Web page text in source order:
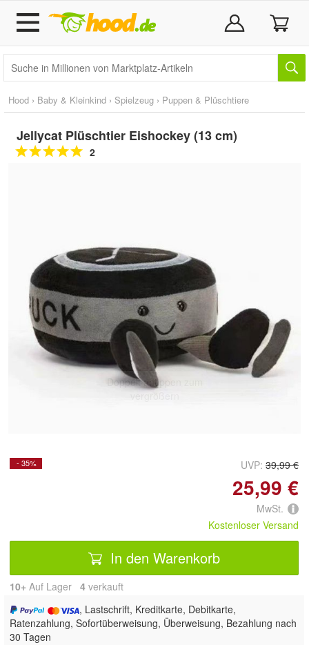
Hood › Baby & Kleinkind › Spielzeug › Puppen & Plüschtiere
Jellycat Plüschtier Eishockey (13 cm)
2
Doppelt antippen zum
vergrößern
- 35% UVP: 39,99 €
25,99 €
MwSt.
Kostenloser Versand
In den Warenkorb
10+ Auf Lager 4 verkauft
, Lastschrift, Kreditkarte, Debitkarte,
Ratenzahlung, Sofortüberweisung, Überweisung, Bezahlung nach
30 Tagen